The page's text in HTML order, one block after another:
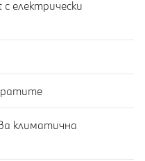
електрически
климатична